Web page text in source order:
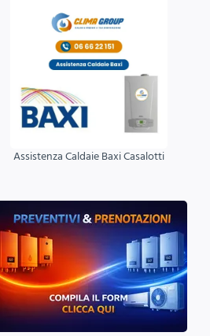
Assistenza Caldaie Baxi Casalotti